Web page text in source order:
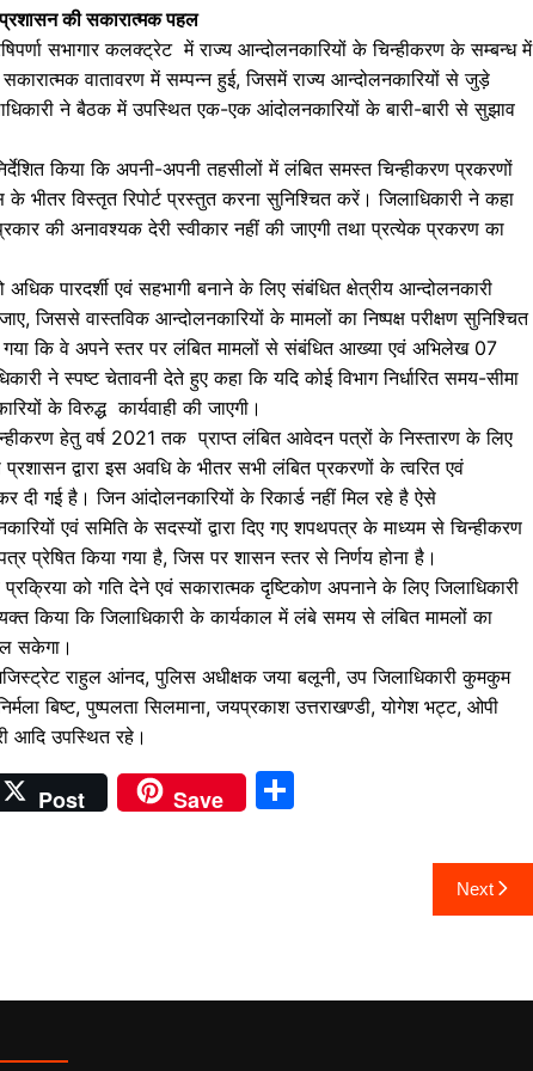
ar
e
की सकारात्मक पहल
सभागार कलक्ट्रेट में राज्य आन्दोलनकारियों के चिन्हीकरण के सम्बन्ध में
वातावरण में सम्पन्न हुई, जिसमें राज्य आन्दोलनकारियों से जुड़े
ने बैठक में उपस्थित एक-एक आंदोलनकारियों के बारी-बारी से सुझाव
किया कि अपनी-अपनी तहसीलों में लंबित समस्त चिन्हीकरण प्रकरणों
भीतर विस्तृत रिपोर्ट प्रस्तुत करना सुनिश्चित करें। जिलाधिकारी ने कहा
की अनावश्यक देरी स्वीकार नहीं की जाएगी तथा प्रत्येक प्रकरण का
अधिक पारदर्शी एवं सहभागी बनाने के लिए संबंधित क्षेत्रीय आन्दोलनकारी
जिससे वास्तविक आन्दोलनकारियों के मामलों का निष्पक्ष परीक्षण सुनिश्चित
गया कि वे अपने स्तर पर लंबित मामलों से संबंधित आख्या एवं अभिलेख 07
ने स्पष्ट चेतावनी देते हुए कहा कि यदि कोई विभाग निर्धारित समय-सीमा
के विरुद्ध कार्यवाही की जाएगी।
हेतु वर्ष 2021 तक प्राप्त लंबित आवेदन पत्रों के निस्तारण के लिए
द्वारा इस अवधि के भीतर सभी लंबित प्रकरणों के त्वरित एवं
दी गई है। जिन आंदोलनकारियों के रिकार्ड नहीं मिल रहे है ऐसे
एवं समिति के सदस्यों द्वारा दिए गए शपथपत्र के माध्यम से चिन्हीकरण
प्रेषित किया गया है, जिस पर शासन स्तर से निर्णय होना है।
को गति देने एवं सकारात्मक दृष्टिकोण अपनाने के लिए जिलाधिकारी
किया कि जिलाधिकारी के कार्यकाल में लंबे समय से लंबित मामलों का
सकेगा।
राहुल आंनद, पुलिस अधीक्षक जया बलूनी, उप जिलाधिकारी कुमकुम
बिष्ट, पुष्पलता सिलमाना, जयप्रकाश उत्तराखण्डी, योगेश भट्ट, ओपी
आदि उपस्थित रहे।
Post Save
Next